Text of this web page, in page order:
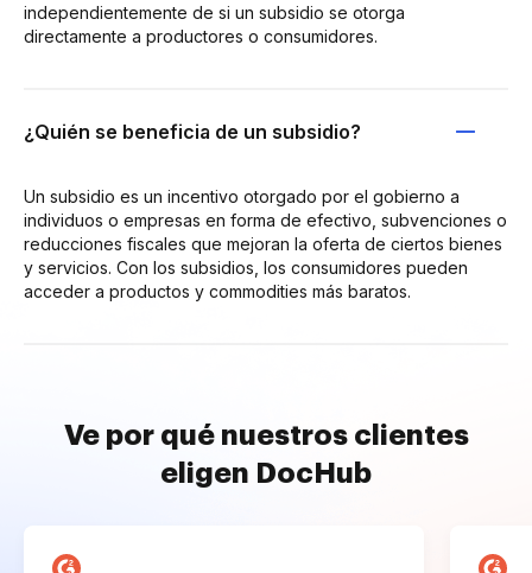
independientemente de si un subsidio se otorga
directamente a productores o consumidores.
¿Quién se beneficia de un subsidio?
Un subsidio es un incentivo otorgado por el gobierno a
individuos o empresas en forma de efectivo, subvenciones o
reducciones fiscales que mejoran la oferta de ciertos bienes
y servicios. Con los subsidios, los consumidores pueden
acceder a productos y commodities más baratos.
Ve por qué nuestros clientes
eligen DocHub